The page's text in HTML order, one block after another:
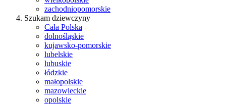
zachodniopomorskie
Szukam dziewczyny
Cała Polska
dolnośląskie
kujawsko-pomorskie
lubelskie
lubuskie
łódzkie
małopolskie
mazowieckie
opolskie